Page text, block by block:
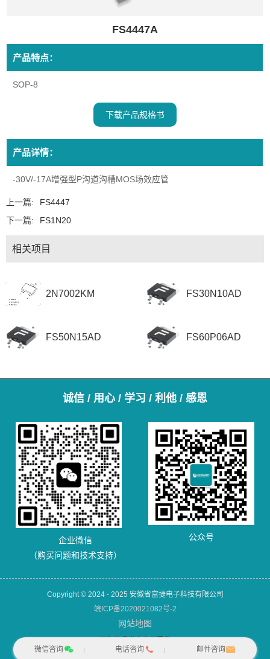
FS4447A
产品特点：
SOP-8
下载产品规格书
产品详情：
-30V/-17A增强型P沟道沟槽MOS场效应管
上一篇:
FS4447
下一篇:
FS1N20
相关项目
2N7002KM FS30N10AD
FS50N15AD FS60P06AD
诚信 / 用心 / 学习 / 利他 / 感恩
企业微信
（购买问题和技术支持）
公众号
Copyright © 2024 - 2025 安徽省富捷电子科技有限公司
皖ICP备2020021082号-2
网站地图
犀牛云提供企业云服务
微信咨询
电话咨询 邮件咨询